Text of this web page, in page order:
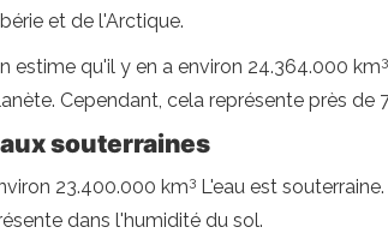
et de l'Arctique.
estime qu'il y en a environ 24.364.000 km3
Cependant, cela représente près de
souterraines
23.400.000 km3 L'eau est
dans l'humidité du sol.